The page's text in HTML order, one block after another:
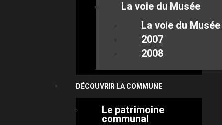
La voie du Musée
La voie du Musée
2007
2008
DÉCOUVRIR LA COMMUNE
Le patrimoine
communal